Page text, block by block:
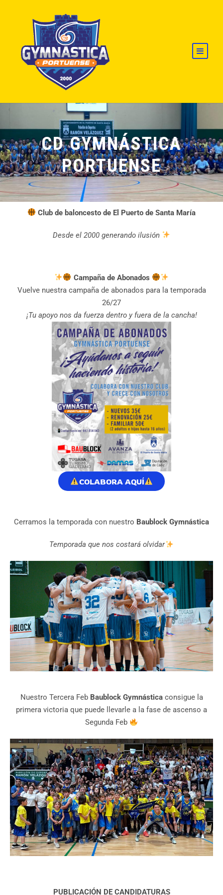
CD GYMNÁSTICA
PORTUENSE
Club de baloncesto de El Puerto de Santa María
Desde el 2000 generando ilusión
Campaña de Abonados
Vuelve nuestra campaña de abonados para la temporada
26/27
¡Tu apoyo nos da fuerza dentro y fuera de la cancha!
COLABORA AQUÍ
Cerramos la temporada con nuestro Baublock Gymnástica
Temporada que nos costará olvidar
Nuestro Tercera Feb Baublock Gymnásticaconsigue la
primera victoria que puede llevarle a la fase de ascenso a
Segunda Feb
PUBLICACIÓN DE CANDIDATURAS